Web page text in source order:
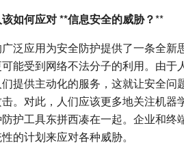
该如何应对 **信息安全的威胁？**
泛应用为安全防护提供了一条全
能受到网络不法分子的利用。由
提供主动化的服务，这就让安全问
。对此，人们应该更多地关注机
护工具东拼西凑在一起。企业和终
的计划来应对各种威胁。